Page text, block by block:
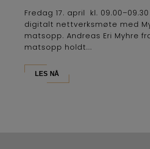
Fredag 17. april kl.
digitalt nettverksmøte med
matsopp. Andreas Eri Myhre
matsopp holdt...
LES NÅ